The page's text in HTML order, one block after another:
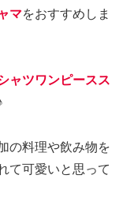
マをおすすめしま
ャツワンピースス
の料理や飲み物を
て可愛いと思って